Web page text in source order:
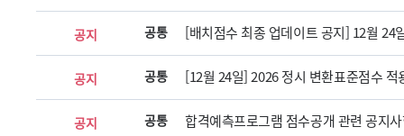
공지 공통 [배치점수 최종 업데이트 공지] 12월 24
공지 공통 [12월 24일] 2026 정시 변환표준점수 적
공지 공통 합격예측프로그램 점수공개 관련 공지